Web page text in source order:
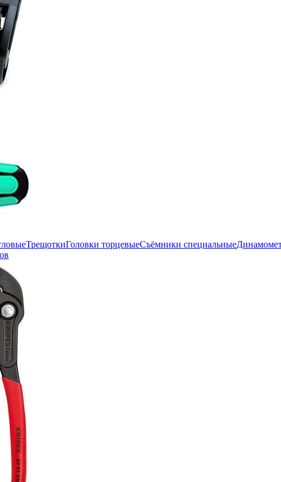
ТрещоткиГоловки торцевыеСъёмники специальные